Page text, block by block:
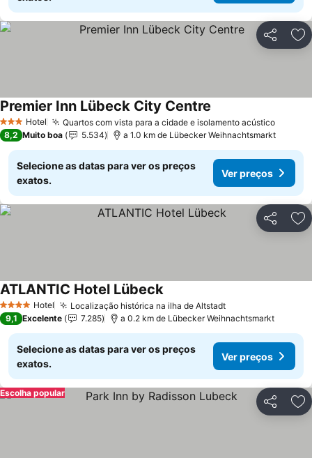
Partilhar
3 EstrelasHotel Quartos com vista para a cidade e isolamento acústico
Premier Inn Lübeck City Centre
8,2 Muito boa 5.534 a 1.0 km de Lübecker Weihnachtsmarkt
Selecione as datas para ver os preços
exatos.
Ver preços
Partilhar
4 EstrelasHotel Localização histórica na ilha de Altstadt
ATLANTIC Hotel Lübeck
9,1 Excelente 7.285 a 0.2 km de Lübecker Weihnachtsmarkt
Selecione as datas para ver os preços
exatos.
Ver preços
Partilhar
Escolha popular